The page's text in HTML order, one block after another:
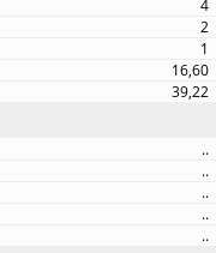
4
2
1
16,60
39,22
..
..
..
..
..